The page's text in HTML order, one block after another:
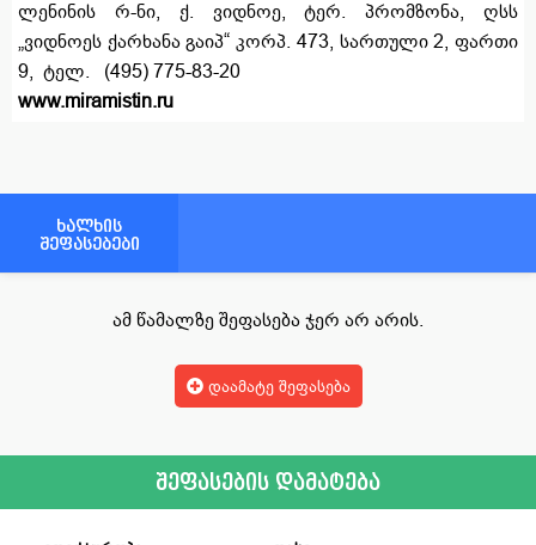
ლენინის რ-ნი, ქ. ვიდნოე, ტერ. პრომზონა, ღსს
„ვიდნოეს ქარხანა გაიპ“ კორპ. 473, სართული 2, ფართი
9, ტელ. (495) 775-83-20
www.miramistin.ru
ხალხის
შეფასებები
ამ წამალზე შეფასება ჯერ არ არის.
დაამატე შეფასება
შეფასების დამატება